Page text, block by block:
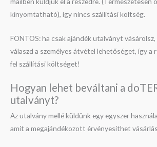
kinyomtatható), így nincs szállítási költség.
FONTOS: ha csak ajándék utalványt
válaszd a személyes átvétel lehetőséget, így a
fel szállítási költséget!
Hogyan lehet beváltani a
utalványt?
Az utalvány mellé küldünk egy egyszer
amit a megajándékozott érvényesíthet